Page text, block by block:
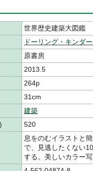
世界歴史建築大図鑑
ドーリング・キンダ
原書房
2013.5
264p
31cm
建築
520
息をのむイラストと
で、見逃したくない
する。美しいカラー